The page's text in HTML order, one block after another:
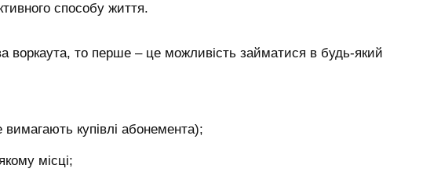
способу життя.
воркаута, то перше – це можливість займатися в будь-який
купівлі абонемента);
місці;